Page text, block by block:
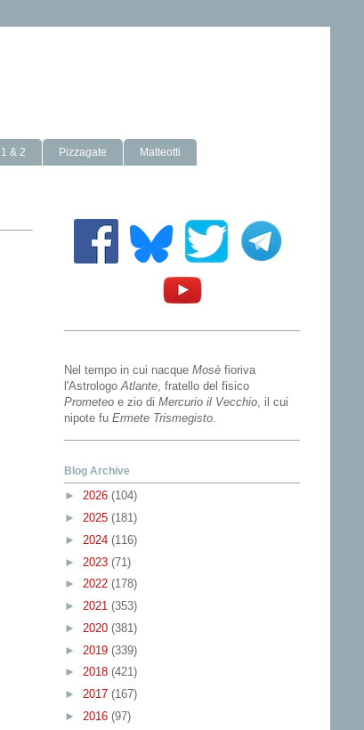
& 2 Pizzagate Matteotti
Nel tempo in cui nacque Mosè fioriva
l'Astrologo Atlante , fratello del fisico
Prometeo e zio di Mercurio il Vecchio , il cui
nipote fu Ermete Trismegisto
Blog Archive
► 2026 (104)
► 2025 (181)
► 2024 (116)
► 2023 (71)
► 2022 (178)
► 2021 (353)
► 2020 (381)
► 2019 (339)
► 2018 (421)
► 2017 (167)
► 2016 (97)